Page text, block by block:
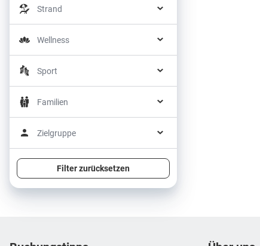
Strand
Wellness
Sport
Familien
Zielgruppe
Filter zurücksetzen